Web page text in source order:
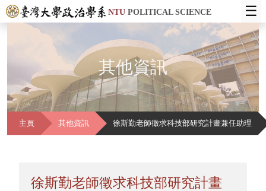
NTUPOLITICAL SCIENCE ☰
其他資訊
主頁 其他資訊 徐斯勤老師徵求科技部研究計畫兼任助理
徐斯勤老師徵求科技部研究計畫